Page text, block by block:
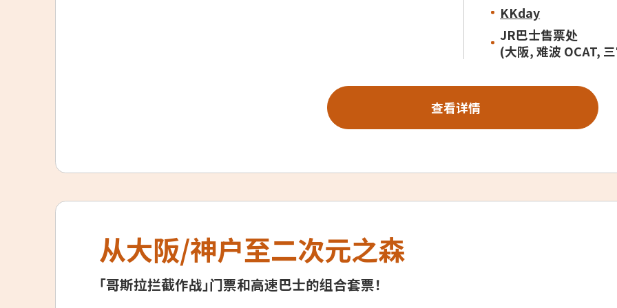
KKday
JR巴士售票处
(大阪, 难波 OCAT,
查看详情
从大阪/神户至二次元之森
「哥斯拉拦截作战」门票和高速巴士的组合套票！